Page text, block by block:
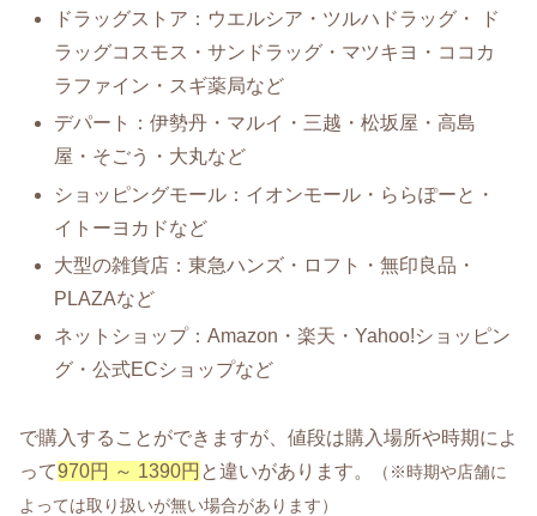
ドラッグストア：ウエルシア・ツルハドラッグ・ ド
ラッグコスモス・サンドラッグ・マツキヨ・ココカ
ラファイン・スギ薬局など
デパート：伊勢丹・マルイ・三越・松坂屋・高島
屋・そごう・大丸など
ショッピングモール：イオンモール・ららぽーと・
イトーヨカドなど
大型の雑貨店：東急ハンズ・ロフト・無印良品・
PLAZAなど
ネットショップ：Amazon・楽天・Yahoo!ショッピン
グ・公式ECショップなど
で購入することができますが、値段は購入場所や時期によ
って970円 ～ 1390円 と違いがあります。
（※時期や店舗に
よっては取り扱いが無い場合があります）